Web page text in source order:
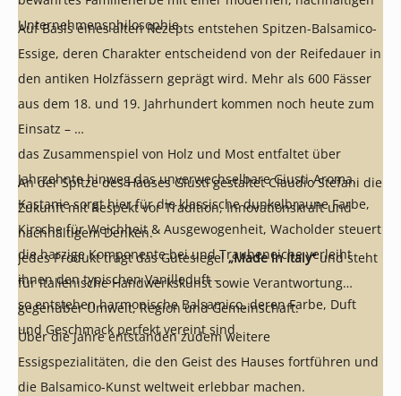
Unternehmensphilosophie.
Auf Basis eines alten Rezepts entstehen Spitzen-Balsamico-
Essige, deren Charakter entscheidend von der Reifedauer in
den antiken Holzfässern geprägt wird. Mehr als 600 Fässer
aus dem 18. und 19. Jahrhundert kommen noch heute zum
Einsatz –
das Zusammenspiel von Holz und Most entfaltet über
Jahrzehnte hinweg das unverwechselbare Giusti-Aroma.
Kastanie sorgt hier für die klassische dunkelbraune Farbe,
Kirsche für Weichheit & Ausgewogenheit, Wacholder steuert
die harzige Komponente bei und Traubeneiche verleiht
ihnen den typischen Vanilleduft –
so entstehen harmonische Balsamico, deren Farbe, Duft
und Geschmack perfekt vereint sind.
An der Spitze des Hauses Giusti gestaltet Claudio Stefani die
Zukunft mit Respekt vor Tradition, Innovationskraft und
nachhaltigem Denken.
Jedes Produkt trägt das Gütesiegel„Made in Italy“und steht
für italienische Handwerkskunst sowie Verantwortung
gegenüber Umwelt, Region und Gemeinschaft.
Über die Jahre entstanden zudem weitere
Essigspezialitäten, die den Geist des Hauses fortführen und
die Balsamico-Kunst weltweit erlebbar machen.